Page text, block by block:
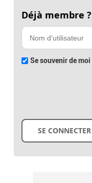
Déjà membre ?
Se souvenir de moi